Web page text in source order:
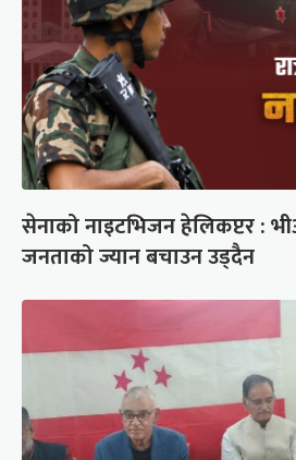
सेनाको नाइटभिजन हेलिकप्टर :
जनताको ज्यान बचाउन उड्दैन